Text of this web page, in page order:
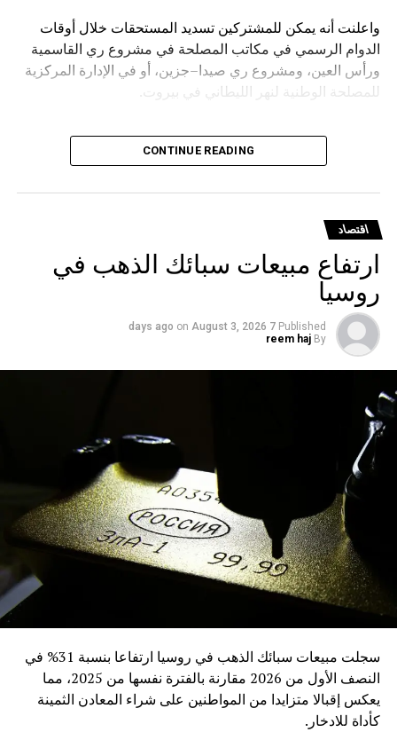
واعلنت أنه يمكن للمشتركين تسديد المستحقات خلال أوقات
الدوام الرسمي في مكاتب المصلحة في مشروع ري القاسمية
ورأس العين، ومشروع ري صيدا–جزين، أو في الإدارة المركزية
للمصلحة الوطنية لنهر الليطاني في بيروت.
CONTINUE READING
اقتصاد
ارتفاع مبيعات سبائك الذهب في
روسيا
Published
7 days ago
on August 3, 2026
By
reem haj
سجلت مبيعات سبائك الذهب في روسيا ارتفاعا بنسبة 31% في
النصف الأول من 2026 مقارنة بالفترة نفسها من 2025، مما
يعكس إقبالا متزايدا من المواطنين على شراء المعادن الثمينة
كأداة للادخار.